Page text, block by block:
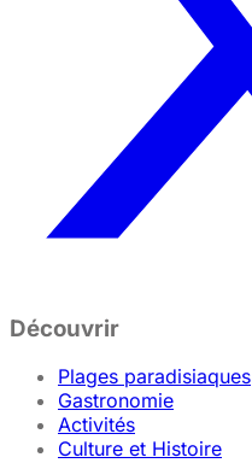
Découvrir
Plages paradisiaques
Gastronomie
Activités
Culture et Histoire